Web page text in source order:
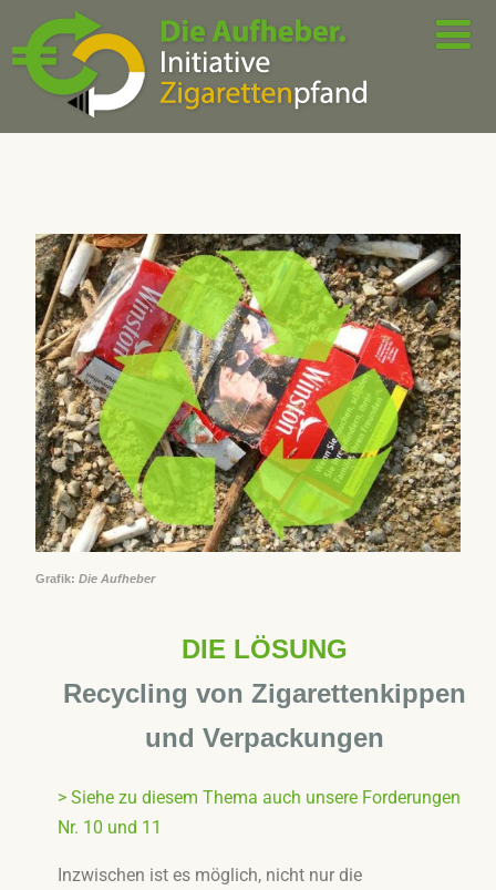
​Grafik: Die Aufheber
DIE LÖSUNG
Recycling von Zigarettenkippen
und Verpackungen
> Siehe zu diesem Thema auch unsere Forderungen
Nr. 10 und 11
Inzwischen ist es möglich, nicht nur die